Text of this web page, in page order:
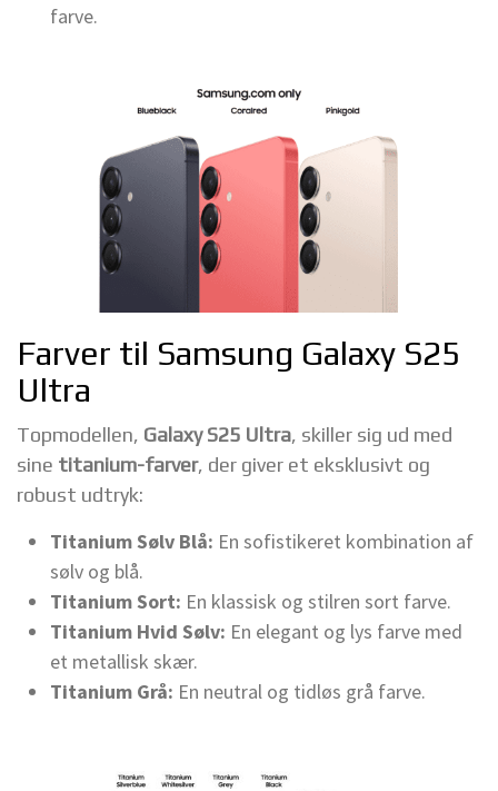
farve.
Farver til Samsung Galaxy S25
Ultra
Topmodellen, Galaxy S25 Ultra, skiller sig ud med
sine titanium-farver, der giver et eksklusivt og
robust udtryk:
Titanium Sølv Blå: En sofistikeret kombination af
sølv og blå.
Titanium Sort: En klassisk og stilren sort farve.
Titanium Hvid Sølv: En elegant og lys farve med
et metallisk skær.
Titanium Grå: En neutral og tidløs grå farve.